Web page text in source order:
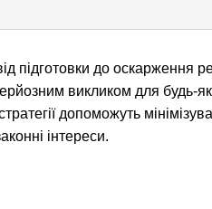
підготовки до оскарження
викликом для будь-
допоможуть
інтереси.